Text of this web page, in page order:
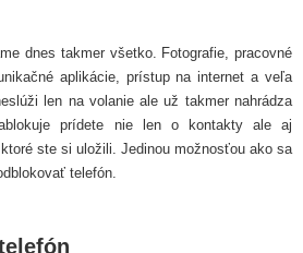
dnes takmer všetko. Fotografie, pracovné
aplikácie, prístup na internet a veľa
len na volanie ale už takmer nahrádza
prídete nie len o kontakty ale aj
ste si uložili. Jedinou možnosťou ako sa
telefón.